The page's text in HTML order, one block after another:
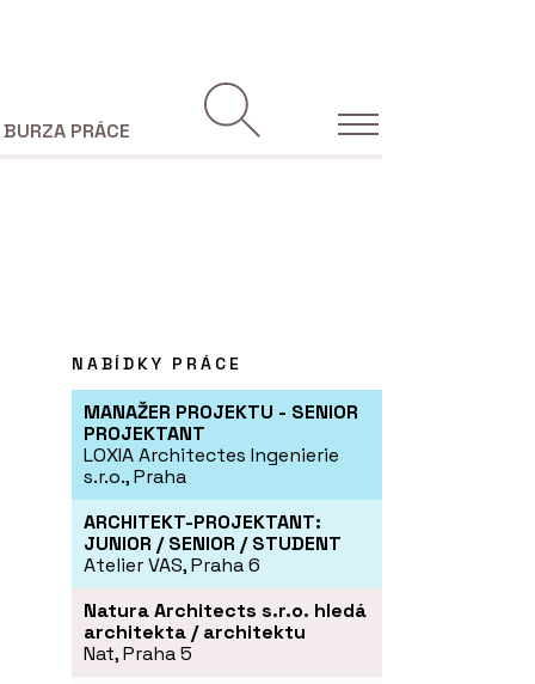
BURZA PRÁCE
NABÍDKY PRÁCE
MANAŽER PROJEKTU - SENIOR
PROJEKTANT
LOXIA Architectes Ingenierie
s.r.o., Praha
ARCHITEKT-PROJEKTANT:
JUNIOR / SENIOR / STUDENT
Atelier VAS, Praha 6
Natura Architects s.r.o. hledá
architekta / architektu
Nat, Praha 5